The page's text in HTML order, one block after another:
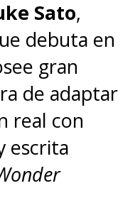
Sato,
debuta en
gran
de adaptar
real con
escrita